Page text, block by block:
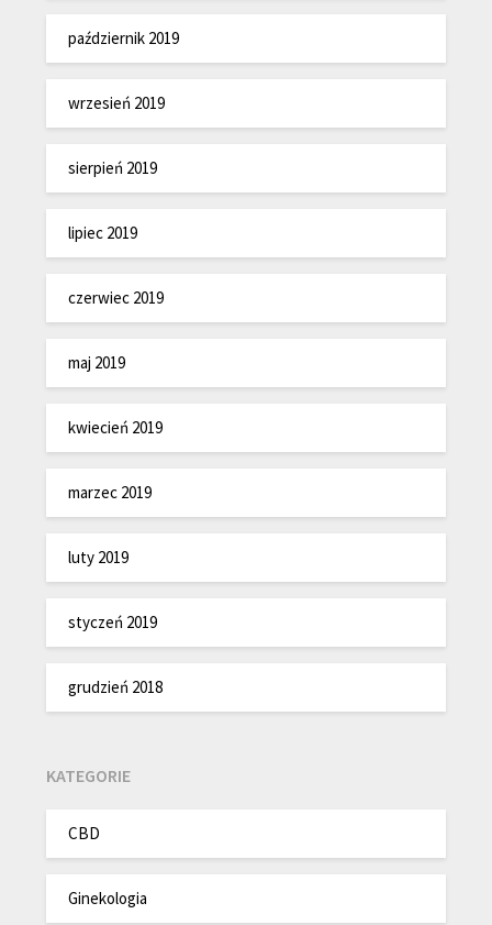
październik 2019
wrzesień 2019
sierpień 2019
lipiec 2019
czerwiec 2019
maj 2019
kwiecień 2019
marzec 2019
luty 2019
styczeń 2019
grudzień 2018
KATEGORIE
CBD
Ginekologia